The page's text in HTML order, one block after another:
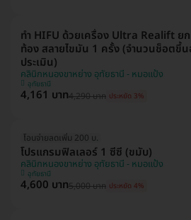
ทำ HIFU ด้วยเครื่อง Ultra Realift ย
ท้อง สลายไขมัน 1 ครั้ง (จำนวนช็อตขึ้
ประเมิน)
คลินิกหนองขาหย่าง อุทัยธานี - หมอแป้ง
อุทัยธานี
4,161 บาท4,290 บาท ประหยัด 3%
โอนจ่ายลดเพิ่ม 200 บ.
โปรแกรมฟิลเลอร์ 1 ซีซี (ขมับ)
คลินิกหนองขาหย่าง อุทัยธานี - หมอแป้ง
อุทัยธานี
4,600 บาท5,000 บาท ประหยัด 4%